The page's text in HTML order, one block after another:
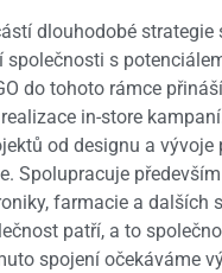
dlouhodobé strategie
společnosti s
do tohoto rámce
in-store
od designu a
Spolupracuje
farmacie a dalších
patří, a to
spojení očekáváme